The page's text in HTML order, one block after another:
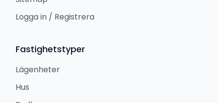
Logga in / Registrera
Fastighetstyper
Lägenheter
Hus